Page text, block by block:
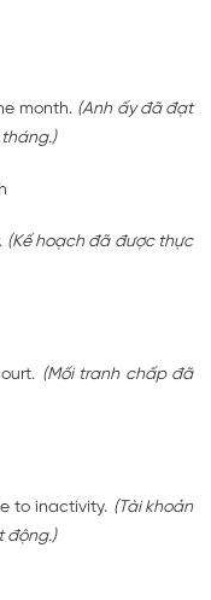
month. (Anh ấy đã đạt
(Kế hoạch đã được thực
(Mối tranh chấp đã
to inactivity. (Tài khoản
động.)